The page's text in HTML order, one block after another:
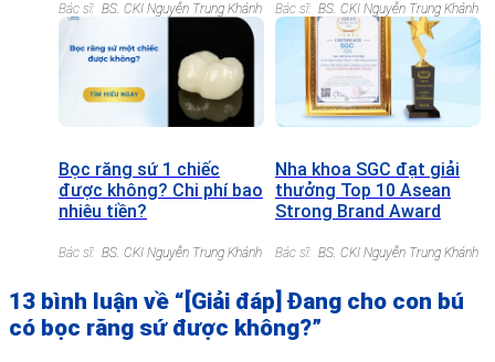
Bác sĩ: BS. CKI Nguyễn Trung Khánh Bác sĩ: BS. CKI Nguyễn Trung Khánh
Bọc răng sứ 1 chiếc
được không? Chi phí bao
nhiêu tiền?
Bác sĩ: BS. CKI Nguyễn Trung Khánh
Nha khoa SGC đạt giải
thưởng Top 10 Asean
Strong Brand Award
Bác sĩ: BS. CKI Nguyễn Trung Khánh
13 bình luận về “ [Giải đáp] Đang cho con bú
có bọc răng sứ được không?”